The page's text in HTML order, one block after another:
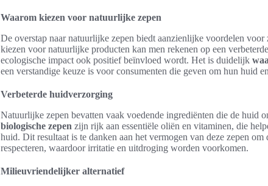
Waarom kiezen voor natuurlijke zepen
De overstap naar natuurlijke zepen biedt aanzienlijke voordelen
kiezen voor natuurlijke producten kan men rekenen op een verbeterde
ecologische impact ook positief beïnvloed wordt. Het is duidelijk
een verstandige keuze is voor consumenten die geven om hun huid
Verbeterde huidverzorging
Natuurlijke zepen bevatten vaak voedende ingrediënten die de huid
biologische zepen zijn rijk aan essentiële oliën en vitaminen, die
huid. Dit resultaat is te danken aan het vermogen van deze zepen
respecteren, waardoor irritatie en uitdroging worden voorkomen.
Milieuvriendelijker alternatief